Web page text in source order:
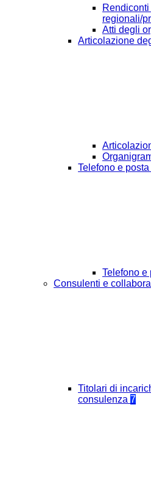
regionali/
Atti degli
Articolazione
Telefono e
Telefono e
Consulenti e
Titolari di
consulenza 7